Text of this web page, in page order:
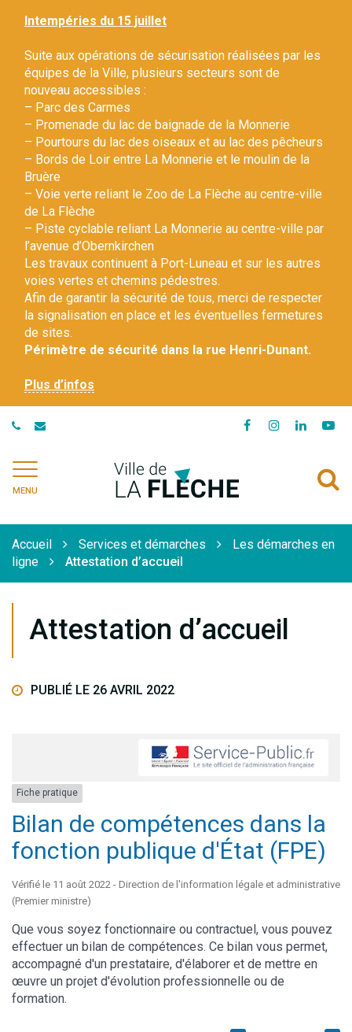
Intempéries du 15 juillet
Suite aux opérations de sécurisation réalisées par les
équipes de la Ville, plusieurs secteurs sont de
nouveau accessibles :
– Parc des Carmes
– Promenade du lac de baignade de la Monnerie
– Pourtours du lac des oiseaux et au lac des pêcheurs
– Bords de Loir entre La Monnerie et le moulin de la
Bruère
– Voie verte reliant le Zoo de La Flèche au centre-ville
de La Flèche
– Piste cyclable reliant La Monnerie au centre-ville par
l’avenue d’Obernkirchen
Les travaux continuent à Port-Luneau et sur les autres
voies vertes et chemins pédestres.
Afin de garantir la sécurité de tous, merci de respecter
la signalisation en place et les éventuelles fermetures
de sites.
Périmètre de sécurité dans la rue Henri-Dunant.
Plus d’infos
Lien
Lien
compte
Instagram
Lien
compte
MENU
Accueil Services et démarches
Les démarches en
ligne
Attestation d’accueil
Attestation d’accueil
PUBLIÉ LE 26 AVRIL 2022
Fiche pratique
Bilan de compétences dans la
fonction publique d'État (FPE)
Vérifié le 11 août 2022 - Direction de l'information légale et administrative
(Premier ministre)
Que vous soyez fonctionnaire ou contractuel, vous pouvez
effectuer un bilan de compétences. Ce bilan vous permet,
accompagné d'un prestataire, d'élaborer et de mettre en
œuvre un projet d'évolution professionnelle ou de
formation.